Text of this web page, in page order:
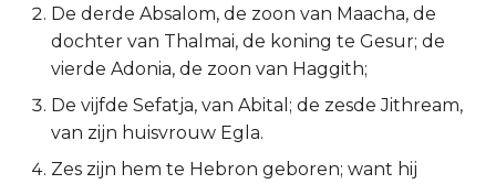
Romeinen
1 Korinthe
2 Korinthe
De derde Absalom, de zoon van Maacha, de
dochter van Thalmai, de koning te Gesur; de
vierde Adonia, de zoon van Haggith;
De vijfde Sefatja, van Abital; de zesde Jithream,
van zijn huisvrouw Egla.
Zes zijn hem te Hebron geboren; want hij